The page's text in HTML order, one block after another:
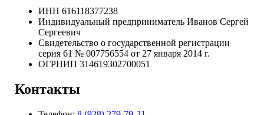
ИНН 616118377238
Индивидуальный предприниматель Иванов Сергей
Сергеевич
Свидетельство о государственной регистрации
серия 61 № 007756554 от 27 января 2014 г.
ОГРНИП314619302700051
Контакты